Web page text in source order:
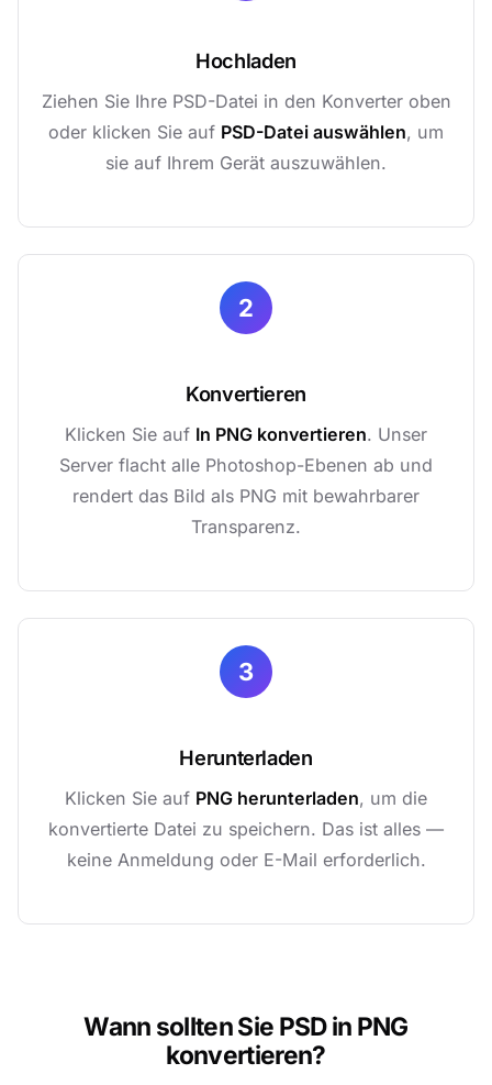
Hochladen
Ziehen Sie Ihre PSD-Datei in den Konverter oben
oder klicken Sie auf PSD-Datei auswählen, um
sie auf Ihrem Gerät auszuwählen.
2
Konvertieren
Klicken Sie auf In PNG konvertieren. Unser
Server flacht alle Photoshop-Ebenen ab und
rendert das Bild als PNG mit bewahrbarer
Transparenz.
3
Herunterladen
Klicken Sie auf PNG herunterladen, um die
konvertierte Datei zu speichern. Das ist alles —
keine Anmeldung oder E-Mail erforderlich.
Wann sollten Sie PSD in PNG
konvertieren?